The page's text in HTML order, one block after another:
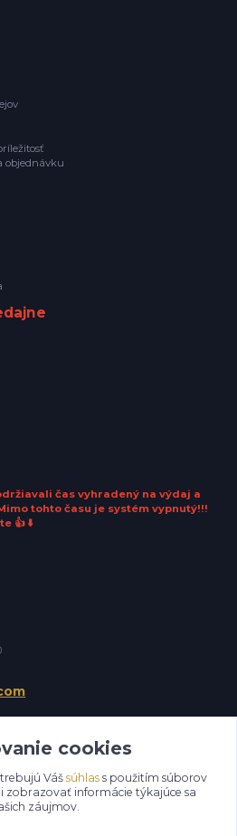
objednávku
čas vyhradený na výdaj a
tohto času je systém vypnutý!!!
👍 ⬇️
cookies
Váš súhlass použitím súborov
zobrazovať informácie týkajúce sa
záujmov.